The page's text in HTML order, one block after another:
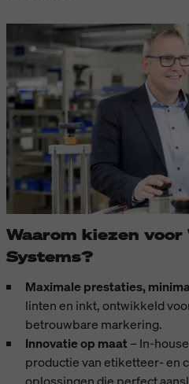
Waarom kiezen
Systems?
Maximale prestaties,
linten en inkt, ontwikkeld
betrouwbare markering.
Innovatie op maat – In-
productie van etiketteer- en